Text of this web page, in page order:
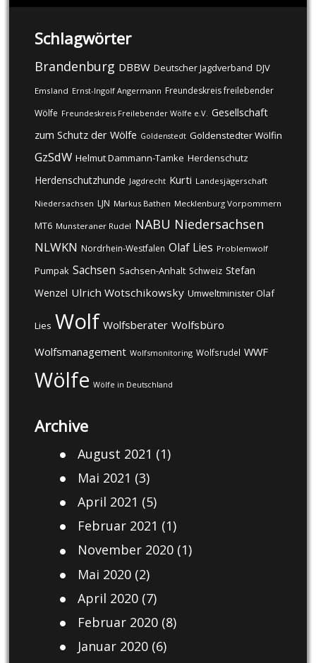
Schlagwörter
Brandenburg DBBW Deutscher Jagdverband DJV
Emsland Ernst-Ingolf Angermann Freundeskreis freilebender
Wölfe Freundeskreis Freilebender Wölfe e.V. Gesellschaft
zum Schutz der Wölfe Goldenstedt Goldenstedter Wölfin
GzSdW Helmut Dammann-Tamke Herdenschutz
Herdenschutzhunde Jagdrecht Kurti Landesjägerschaft
Niedersachsen LJN Markus Bathen Mecklenburg Vorpommern
MT6 Munsteraner Rudel NABU Niedersachsen
NLWKN Nordrhein-Westfalen Olaf Lies Problemwolf
Pumpak Sachsen Sachsen-Anhalt Schweiz Stefan
Wenzel Ulrich Wotschikowsky Umweltminister Olaf
Lies Wolf Wolfsberater Wolfsbüro
Wolfsmanagement Wolfsmonitoring Wolfsrudel WWF
Wölfe Wölfe in Deutschland
Archive
August 2021 (1)
Mai 2021 (3)
April 2021 (5)
Februar 2021 (1)
November 2020(1)
Mai 2020(2)
April 2020(7)
Februar 2020(8)
Januar 2020(6)